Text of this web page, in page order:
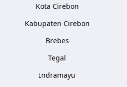
Kota Cirebon
Kabupaten Cirebon
Brebes
Tegal
Indramayu